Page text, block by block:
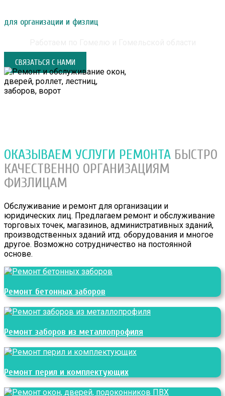
для организации и физлиц
СВЯЗАТЬСЯ С НАМИ
ОКАЗЫВАЕМ УСЛУГИ РЕМОНТА БЫСТРО
КАЧЕСТВЕННО ОРГАНИЗАЦИЯМ
ФИЗЛИЦАМ
Обслуживание и ремонт для организации и
юридических лиц. Предлагаем ремонт и обслуживание
торговых точек, магазинов, административных зданий,
производственных зданий итд. оборудования и многое
другое. Возможно сотрудничество на постоянной
основе.
Ремонт бетонных заборов
Ремонт заборов из металлопрофиля
Ремонт перил и комплектующих